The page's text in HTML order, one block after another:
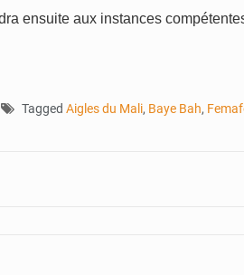
ensuite aux instances
Tagged Aigles du Mali, Baye Bah,